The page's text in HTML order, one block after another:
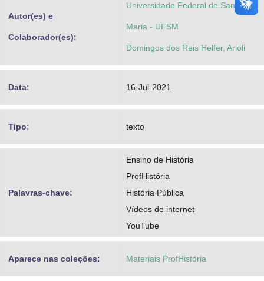
Autor(es) e
Colaborador(es):
Universidade Federal de Santa
Maria - UFSM
Domingos dos Reis Helfer, Arioli
Data: 16-Jul-2021
Tipo: texto
Palavras-chave:
Ensino de História
ProfHistória
História Pública
Vídeos de internet
YouTube
Aparece nas coleções: Materiais ProfHistória